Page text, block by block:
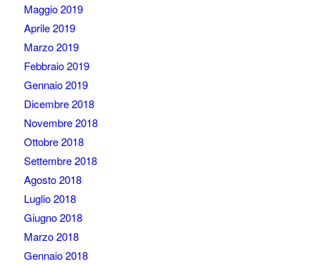
Maggio 2019
Aprile 2019
Marzo 2019
Febbraio 2019
Gennaio 2019
Dicembre 2018
Novembre 2018
Ottobre 2018
Settembre 2018
Agosto 2018
Luglio 2018
Giugno 2018
Marzo 2018
Gennaio 2018